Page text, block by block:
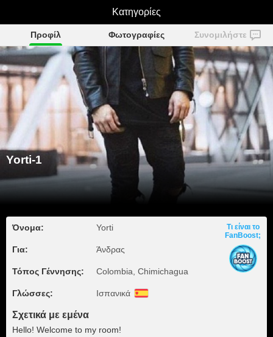
Yorti-1
Προφίλ Φωτογραφίες Συνομιλήστε
Yorti-1
Όνομα: Yorti
Για: Άνδρας
Τόπος Γέννησης: Colombia, Chimichagua
Γλώσσες: Ισπανικά
Τι είναι το
FanBoost;
Σχετικά με εμένα
Hello! Welcome to my room!
Κατηγορίες